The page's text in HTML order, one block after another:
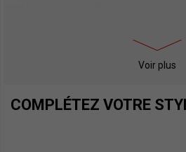
toutes les occasions. Explorez notre
Voir plus
COMPLÉTEZ VOTRE